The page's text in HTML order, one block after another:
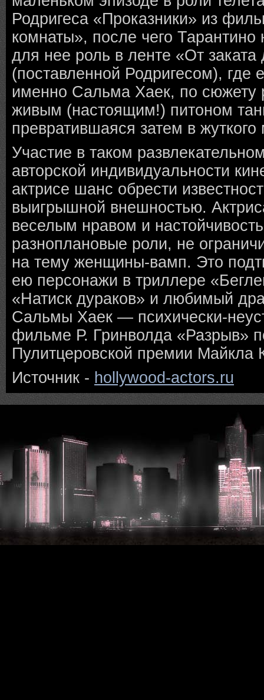
Родригеса «Проказники» из
комнаты», после чего
для нее роль в ленте «От заката
(поставленной Родригесом), где
именно Сальма Хаек, по сюжету
живым (настоящим!) питоном
превратившаяся затем в
Участие в таком
авторской индивидуальности
актрисе шанс обрести
выигрышной внешностью.
веселым нравом и
разноплановые роли, не
на тему женщины-вамп. Это
ею персонажи в триллере
«Натиск дураков» и любимый
Сальмы Хаек — психически-
фильме Р. Гринволда «Разрыв»
Пулитцеровской премии Майкла
Источник - hollywood-actors.ru